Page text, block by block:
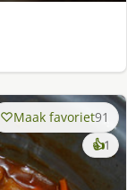
Maak favoriet91
👍1